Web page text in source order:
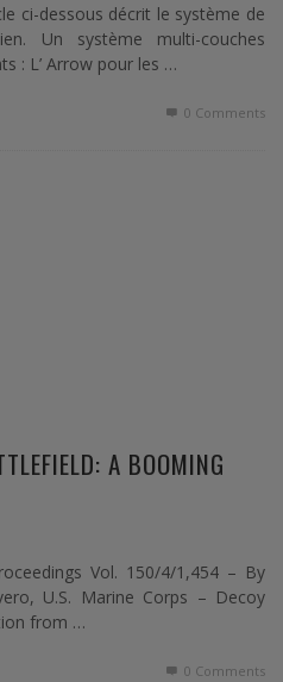
ci-dessous décrit le système de
Un système multi-couches
: L’ Arrow pour les …
0 Comments
A BOOMING
Vol. 150/4/1,454 – By
U.S. Marine Corps – Decoy
from …
0 Comments